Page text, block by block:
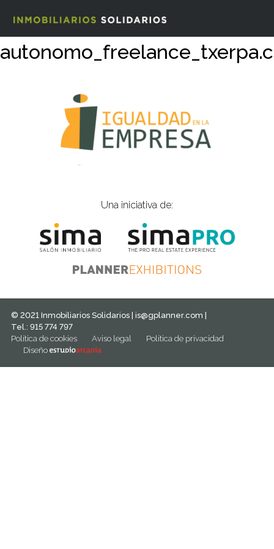
Una iniciativa de:
© 2021 Inmobiliarios Solidarios | is@gplanner.com |
Tel.: 915 774 797
Política de cookies
Aviso legal
Política de privacidad
Diseño